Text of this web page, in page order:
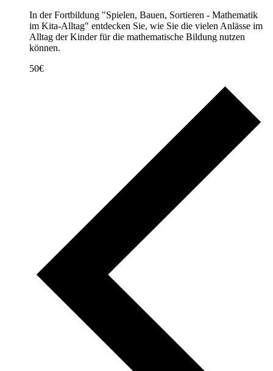
In der Fortbildung "Spielen, Bauen, Sortieren - Mathematik
im Kita-Alltag" entdecken Sie, wie Sie die vielen Anlässe im
Alltag der Kinder für die mathematische Bildung nutzen
können.
50€